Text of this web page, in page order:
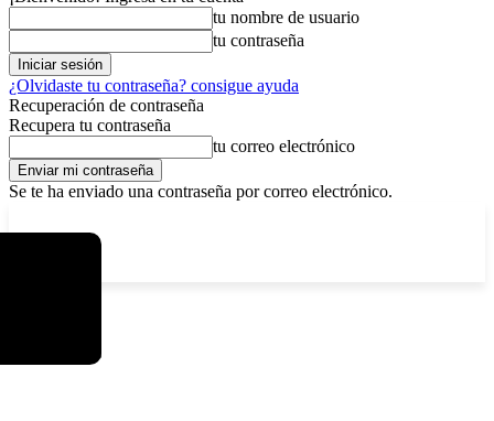
tu nombre de usuario
tu contraseña
¿Olvidaste tu contraseña? consigue ayuda
Recuperación de contraseña
Recupera tu contraseña
tu correo electrónico
Se te ha enviado una contraseña por correo electrónico.